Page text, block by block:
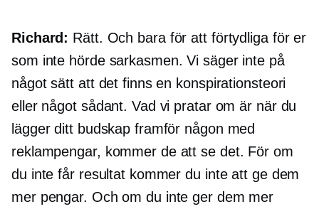
Richard: Rätt. Och bara för att förtydliga för er
som inte hörde sarkasmen. Vi säger inte på
något sätt att det finns en konspirationsteori
eller något sådant. Vad vi pratar om är när du
lägger ditt budskap framför någon med
reklampengar, kommer de att se det. För om
du inte får resultat kommer du inte att ge dem
mer pengar. Och om du inte ger dem mer